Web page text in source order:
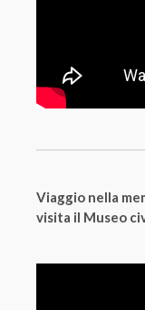
Viaggio nella
visita il Museo